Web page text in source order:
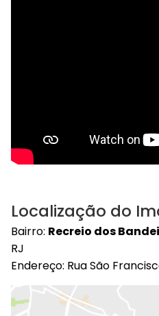
Localização do
Bairro: Recreio dos
RJ
Endereço: Rua São